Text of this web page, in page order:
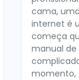
cama,
internet é
começa
manual de
momento,